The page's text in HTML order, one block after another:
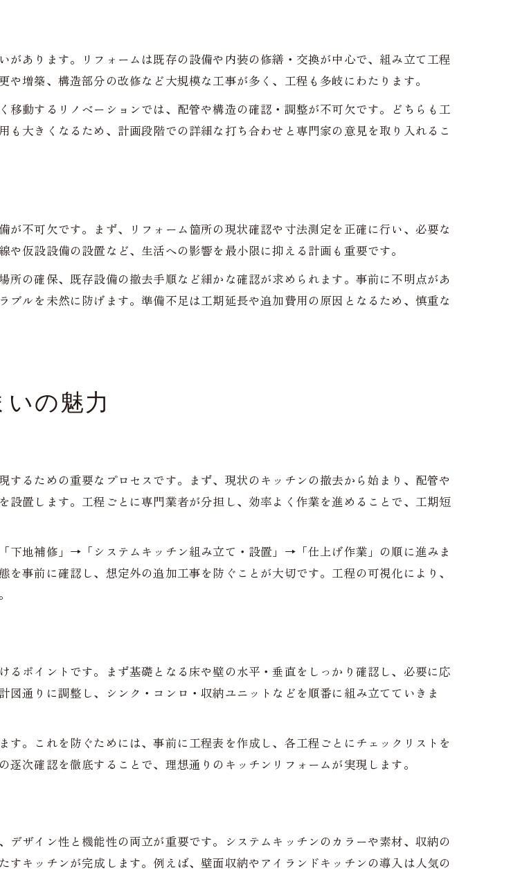
表の作成ポイントと活用法
ーム工程表で重要な項目を解説
組み立てリフォームの流れ
工程表の特徴と注意点
管理をスムーズにするコツ
あります。リフォームは既存の設備や内装の修繕・交換が中心で、組み立て工程
増築、構造部分の改修など大規模な工事が多く、工程も多岐にわたります。
動するリノベーションでは、配管や構造の確認・調整が不可欠です。どちらも工
大きくなるため、計画段階での詳細な打ち合わせと専門家の意見を取り入れるこ
不可欠です。まず、リフォーム箇所の現状確認や寸法測定を正確に行い、必要な
仮設設備の設置など、生活への影響を最小限に抑える計画も重要です。
の確保、既存設備の撤去手順など細かな確認が求められます。事前に不明点があ
ルを未然に防げます。準備不足は工期延長や追加費用の原因となるため、慎重な
の魅力
るための重要なプロセスです。まず、現状のキッチンの撤去から始まり、配管や
置します。工程ごとに専門業者が分担し、効率よく作業を進めることで、工期短
地補修」→「システムキッチン組み立て・設置」→「仕上げ作業」の順に進みま
事前に確認し、想定外の追加工事を防ぐことが大切です。工程の可視化により、
ポイントです。まず基礎となる床や壁の水平・垂直をしっかり確認し、必要に応
通りに調整し、シンク・コンロ・収納ユニットなどを順番に組み立てていきま
。これを防ぐためには、事前に工程表を作成し、各工程ごとにチェックリストを
次確認を徹底することで、理想通りのキッチンリフォームが実現します。
ザイン性と機能性の両立が重要です。システムキッチンのカラーや素材、収納の
キッチンが完成します。例えば、壁面収納やアイランドキッチンの導入は人気の